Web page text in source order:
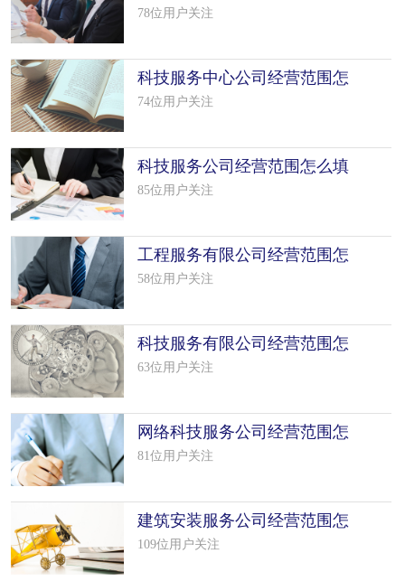
么填写（5个模板）
78位用户关注
科技服务中心公司经营范围怎
么填写（7个模板）
74位用户关注
科技服务公司经营范围怎么填
写（50个模板）
85位用户关注
工程服务有限公司经营范围怎
么填写（50个模板）
58位用户关注
科技服务有限公司经营范围怎
么填写（50个模板）
63位用户关注
网络科技服务公司经营范围怎
么填写（29个模板）
81位用户关注
建筑安装服务公司经营范围怎
么填写（50个模板）
109位用户关注